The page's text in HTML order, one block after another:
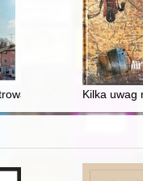
Wielkopolskiego
Kilka uwag